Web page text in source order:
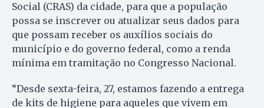
Social (CRAS) da cidade, para que a população
possa se inscrever ou atualizar seus dados para
que possam receber os auxílios sociais do
município e do governo federal, como a renda
mínima em tramitação no Congresso Nacional.
“Desde sexta-feira, 27, estamos fazendo a entrega
de kits de higiene para aqueles que vivem em